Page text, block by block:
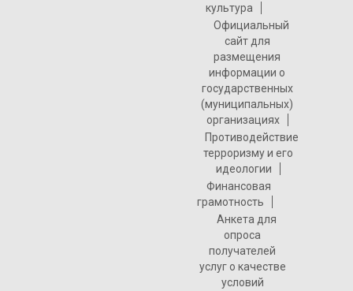
культура
Официальный
сайт для
размещения
информации о
государственных
(муниципальных)
организациях
Противодействие
терроризму и его
идеологии
Финансовая
грамотность
Анкета для
опроса
получателей
услуг о качестве
условий